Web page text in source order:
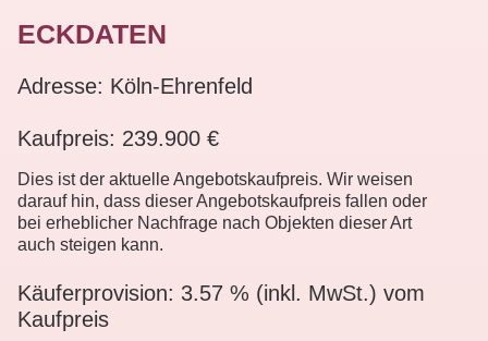
ECKDATEN
Adresse: Köln-Ehrenfeld
Kaufpreis: 239.900 €
Dies ist der aktuelle Angebotskaufpreis. Wir weisen
darauf hin, dass dieser Angebotskaufpreis fallen oder
bei erheblicher Nachfrage nach Objekten dieser Art
auch steigen kann.
Käuferprovision: 3.57 % (inkl. MwSt.) vom
Kaufpreis